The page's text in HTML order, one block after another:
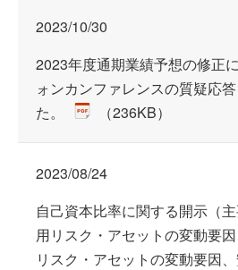
2023/10/30
2023年度通期業績予想の修正
ォンカンファレンスの質疑応
た。
（236KB）
2023/08/24
自己資本比率に関する開示（
用リスク・アセットの変動要
リスク・アセットの変動要因